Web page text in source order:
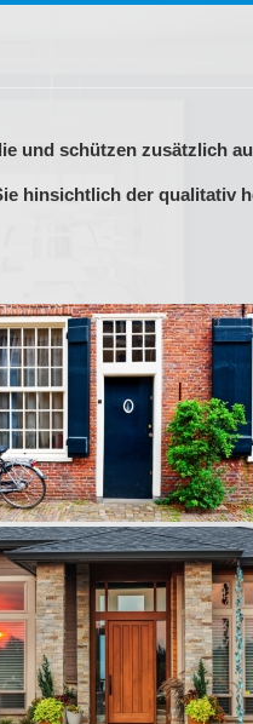
und schützen zusätzlich
hinsichtlich der qualitativ